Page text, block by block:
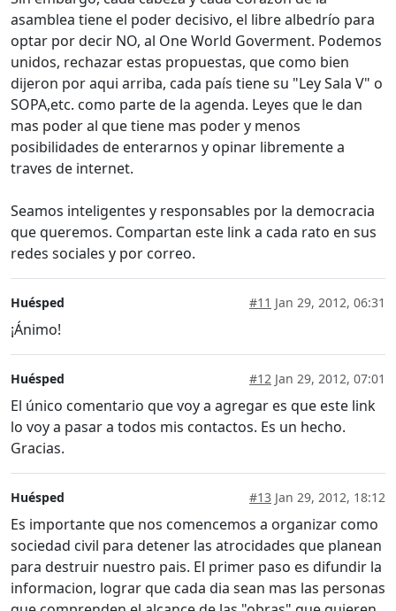
asamblea tiene el poder decisivo, el libre albedrío para
optar por decir NO, al One World Goverment. Podemos
unidos, rechazar estas propuestas, que como bien
dijeron por aqui arriba, cada país tiene su "Ley Sala V" o
SOPA,etc. como parte de la agenda. Leyes que le dan
mas poder al que tiene mas poder y menos
posibilidades de enterarnos y opinar libremente a
traves de internet.
Seamos inteligentes y responsables por la democracia
que queremos. Compartan este link a cada rato en sus
redes sociales y por correo.
Huésped #11 Jan 29, 2012, 06:31
¡Ánimo!
Huésped #12 Jan 29, 2012, 07:01
El único comentario que voy a agregar es que este link
lo voy a pasar a todos mis contactos. Es un hecho.
Gracias.
Huésped #13 Jan 29, 2012, 18:12
Es importante que nos comencemos a organizar como
sociedad civil para detener las atrocidades que planean
para destruir nuestro pais. El primer paso es difundir la
informacion, lograr que cada dia sean mas las personas